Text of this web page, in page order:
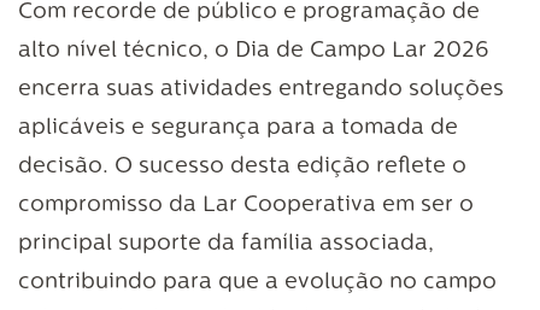
Com recorde de público e programação de
alto nível técnico, o Dia de Campo Lar 2026
encerra suas atividades entregando soluções
aplicáveis e segurança para a tomada de
decisão. O sucesso desta edição reflete o
compromisso da Lar Cooperativa em ser o
principal suporte da família associada,
contribuindo para que a evolução no campo